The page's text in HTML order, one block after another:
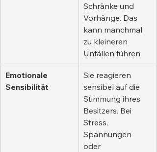
Schränke und
Vorhänge. Das
kann manchmal
zu kleineren
Unfällen führen.
Emotionale
Sensibilität
Sie reagieren
sensibel auf die
Stimmung ihres
Besitzers. Bei
Stress,
Spannungen
oder